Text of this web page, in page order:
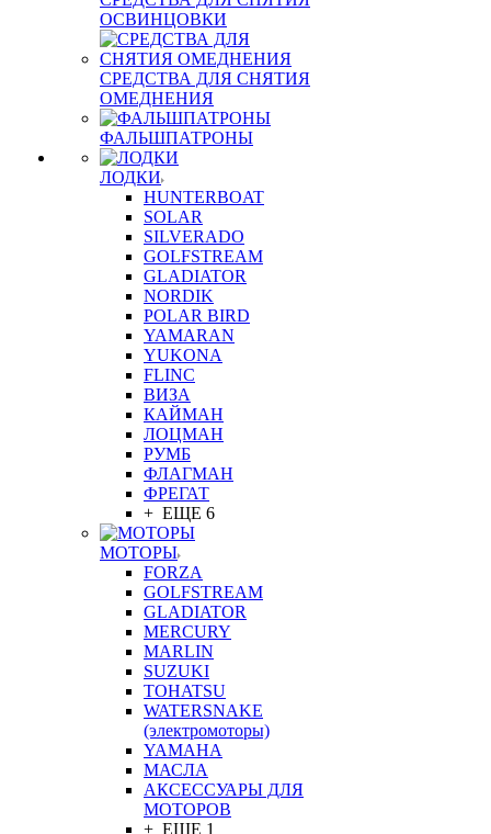
ОСВИНЦОВКИ
СРЕДСТВА ДЛЯ СНЯТИЯ
ОМЕДНЕНИЯ
ФАЛЬШПАТРОНЫ
ЛОДКИ
HUNTERBOAT
SOLAR
SILVERADO
GOLFSTREAM
GLADIATOR
NORDIK
POLAR BIRD
YAMARAN
YUKONA
FLINC
ВИЗА
КАЙМАН
ЛОЦМАН
РУМБ
ФЛАГМАН
ФРЕГАТ
+ ЕЩЕ 6
МОТОРЫ
FORZA
GOLFSTREAM
GLADIATOR
MERCURY
MARLIN
SUZUKI
TOHATSU
WATERSNAKE
(электромоторы)
YAMAHA
МАСЛА
АКСЕССУАРЫ ДЛЯ
МОТОРОВ
+ ЕЩЕ 1